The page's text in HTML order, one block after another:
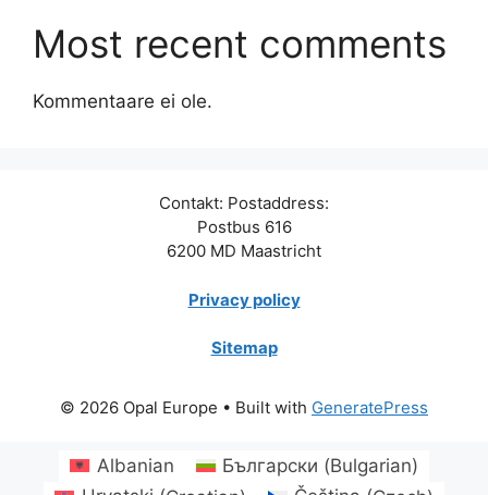
Most recent comments
Kommentaare ei ole.
Contakt: Postaddress:
Postbus 616
6200 MD Maastricht
Privacy policy
Sitemap
© 2026 Opal Europe • Built with GeneratePress
Albanian Български (Bulgarian)